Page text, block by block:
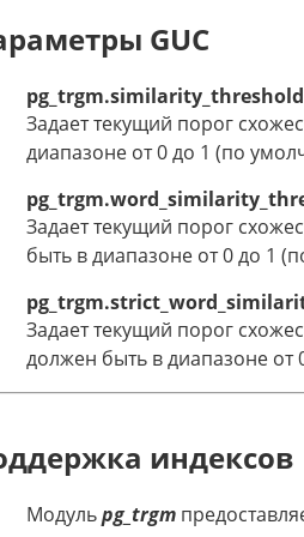
GUC
Задает текущий порог
диапазоне от 0 до 1 (по
Задает текущий порог
быть в диапазоне от 0 до 1
Задает текущий порог
должен быть в диапазоне от
индексов
Модульpg_trgm